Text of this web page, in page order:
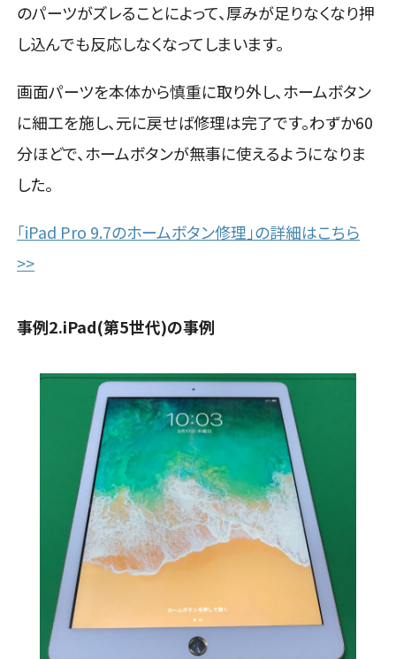
のパーツがズレることによって、厚みが足りなくなり押
し込んでも反応しなくなってしまいます。
画面パーツを本体から慎重に取り外し、ホームボタン
に細工を施し、元に戻せば修理は完了です。わずか60
分ほどで、ホームボタンが無事に使えるようになりま
した。
「iPad Pro 9.7のホームボタン修理」の詳細はこちら
>>
事例2.iPad(第5世代)の事例